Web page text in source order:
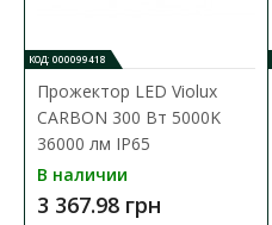
КОД: 000099418
Прожектор LED Violux
CARBON 300 Вт 5000K
36000 лм IP65
В наличии
3 367.98 грн